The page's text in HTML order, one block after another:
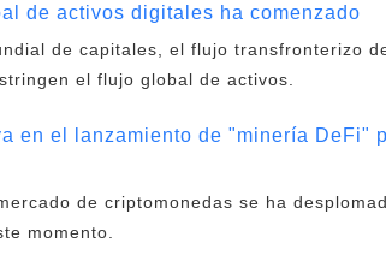
de activos digitales ha comenzado
de capitales, el flujo transfronterizo
el flujo global de activos.
en el lanzamiento de "minería DeFi"
de criptomonedas se ha
momento.